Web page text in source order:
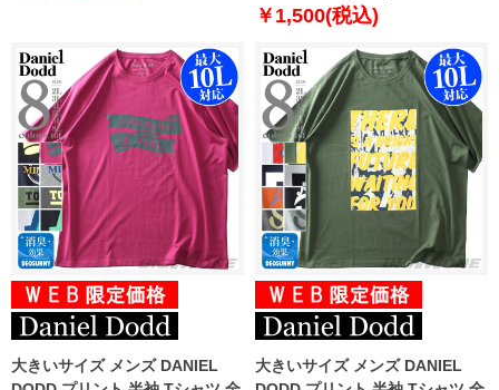
￥1,500(税込)
大きいサイズ メンズ DANIEL
大きいサイズ メンズ DANIEL